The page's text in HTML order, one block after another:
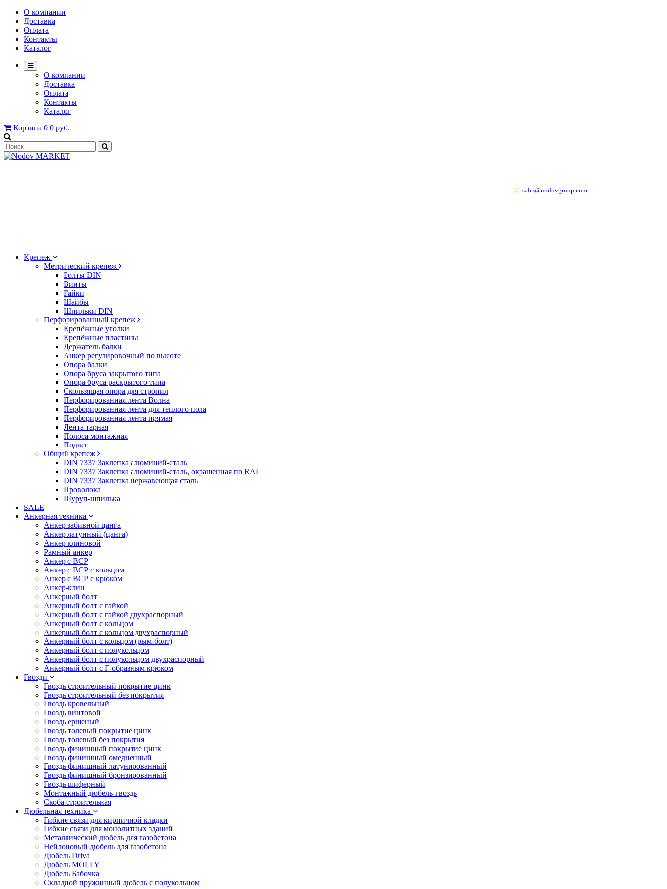
О компании
Доставка
Оплата
Контакты
Каталог
О компании
Доставка
Оплата
Контакты
Каталог
Корзина 0 0 руб.
@ sales@nodovgroup.com
Крепеж
Метрический крепеж
Болты DIN
Винты
Гайки
Шайбы
Шпильки DIN
Перфорированный крепеж
Крепёжные уголки
Крепёжные пластины
Держатель балки
Анкер регулировочный по высоте
Опора балки
Опора бруса закрытого типа
Опора бруса раскрытого типа
Скользящая опора для стропил
Перфорированная лента Волна
Перфорированная лента для теплого пола
Перфорированная лента прямая
Лента тарная
Полоса монтажная
Подвес
Общий крепеж
DIN 7337 Заклепка алюминий-сталь
DIN 7337 Заклепка алюминий-сталь, окрашенная по RAL
DIN 7337 Заклепка нержавеющая сталь
Проволока
Шуруп-шпилька
SALE
Анкерная техника
Анкер забивной цанга
Анкер латунный (цанга)
Анкер клиновой
Рамный анкер
Анкер с ВСР
Анкер с ВСР с кольцом
Анкер с ВСР с крюком
Анкер-клин
Анкерный болт
Анкерный болт с гайкой
Анкерный болт с гайкой двухраспорный
Анкерный болт с кольцом
Анкерный болт с кольцом двухраспорный
Анкерный болт с кольцом (рым-болт)
Анкерный болт с полукольцом
Анкерный болт с полукольцом двухраспорный
Анкерный болт с Г-образным крюком
Гвозди
Гвоздь строительный покрытие цинк
Гвоздь строительный без покрытия
Гвоздь кровельный
Гвоздь винтовой
Гвоздь ершеный
Гвоздь толевый покрытие цинк
Гвоздь толевый без покрытия
Гвоздь финишный покрытие цинк
Гвоздь финишный омедненный
Гвоздь финишный латунированный
Гвоздь финишный бронзированный
Гвоздь шиферный
Монтажный дюбель-гвоздь
Скоба строительная
Дюбельная техника
Гибкие связи для кирпичной кладки
Гибкие связи для монолитных зданий
Металлический дюбель для газобетона
Нейлоновый дюбель для газобетона
Дюбель Driva
Дюбель MOLLY
Дюбель Бабочка
Складной пружинный дюбель с полукольцом